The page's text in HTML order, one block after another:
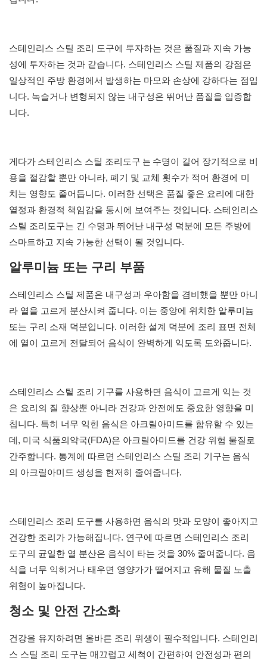
스테인리스 스틸 조리 도구에 투자하는 것은 품질과 지속 가능
성에 투자하는 것과 같습니다. 스테인리스 스틸 제품의 강점은
일상적인 주방 환경에서 발생하는 마모와 손상에 강하다는 점입
니다. 녹슬거나 변형되지 않는 내구성은 뛰어난 품질을 입증합
니다.
게다가 스테인리스 스틸 조리도구 는 수명이 길어 장기적으로 비
용을 절감할 뿐만 아니라, 폐기 및 교체 횟수가 적어 환경에 미
치는 영향도 줄어듭니다. 이러한 선택은 품질 좋은 요리에 대한
열정과 환경적 책임감을 동시에 보여주는 것입니다. 스테인리스
스틸 조리도구는 긴 수명과 뛰어난 내구성 덕분에 모든 주방에
스마트하고 지속 가능한 선택이 될 것입니다.
알루미늄 또는 구리 부품
스테인리스 스틸 제품은 내구성과 우아함을 겸비했을 뿐만 아니
라 열을 고르게 분산시켜 줍니다. 이는 중앙에 위치한 알루미늄
또는 구리 소재 덕분입니다. 이러한 설계 덕분에 조리 표면 전체
에 열이 고르게 전달되어 음식이 완벽하게 익도록 도와줍니다.
스테인리스 스틸 조리 기구를 사용하면 음식이 고르게 익는 것
은 요리의 질 향상뿐 아니라 건강과 안전에도 중요한 영향을 미
칩니다. 특히 너무 익힌 음식은 아크릴아미드를 함유할 수 있는
데, 미국 식품의약국(FDA)은 아크릴아미드를 건강 위험 물질로
간주합니다. 통계에 따르면 스테인리스 스틸 조리 기구는 음식
의 아크릴아미드 생성을 현저히 줄여줍니다.
스테인리스 조리 도구를 사용하면 음식의 맛과 모양이 좋아지고
건강한 조리가 가능해집니다. 연구에 따르면 스테인리스 조리
도구의 균일한 열 분산은 음식이 타는 것을 30% 줄여줍니다. 음
식을 너무 익히거나 태우면 영양가가 떨어지고 유해 물질 노출
위험이 높아집니다.
청소 및 안전 간소화
건강을 유지하려면 올바른 조리 위생이 필수적입니다. 스테인리
스 스틸 조리 도구는 매끄럽고 세척이 간편하여 안전성과 편의